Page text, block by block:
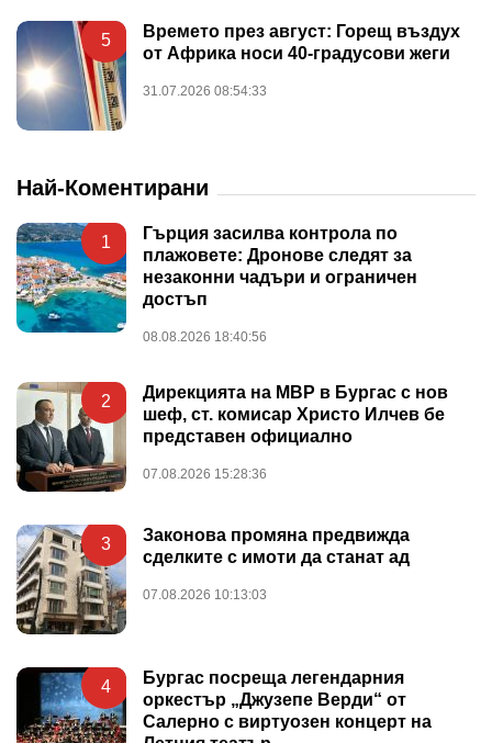
5
Времето през август: Горещ въздух
от Африка носи 40-градусови жеги
31.07.2026 08:54:33
Най-Коментирани
1
Гърция засилва контрола по
плажовете: Дронове следят за
незаконни чадъри и ограничен
достъп
08.08.2026 18:40:56
2
Дирекцията на МВР в Бургас с нов
шеф, ст. комисар Христо Илчев бе
представен официално
07.08.2026 15:28:36
3
Законова промяна предвижда
сделките с имоти да станат ад
07.08.2026 10:13:03
4
Бургас посреща легендарния
оркестър „Джузепе Верди“ от
Салерно с виртуозен концерт на